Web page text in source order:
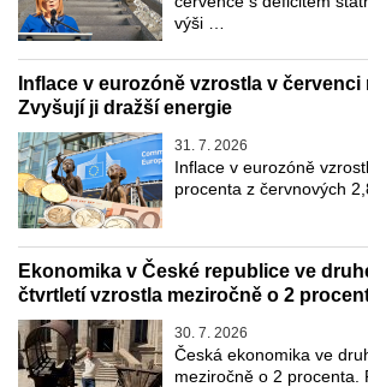
výši …
Inflace v eurozóně vzrostla v červenci
Zvyšují ji dražší energie
31. 7. 2026
Inflace v eurozóně
procenta z červnových
Ekonomika v České republice ve
čtvrtletí vzrostla meziročně o 2
30. 7. 2026
Česká ekonomika ve
meziročně o 2 procenta.